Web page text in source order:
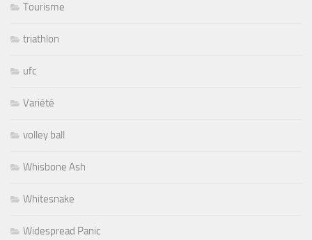
Tourisme
triathlon
ufc
Variété
volley ball
Whisbone Ash
Whitesnake
Widespread Panic